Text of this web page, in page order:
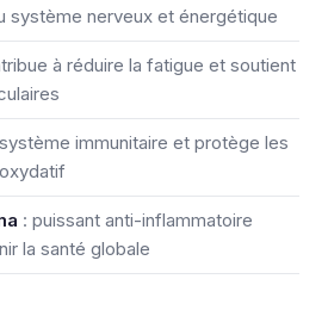
système nerveux et énergétique
à réduire la fatigue et soutient
immunitaire et protège les
: puissant anti-inflammatoire
la santé globale